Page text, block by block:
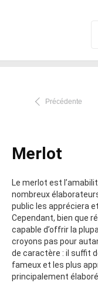
Précédente
Merlot
Le merlot est
nombreux
public les appréciera
Cependant, bien que
capable d’offrir la
croyons pas pour
de caractère : il suffit
fameux et les plus
principalement